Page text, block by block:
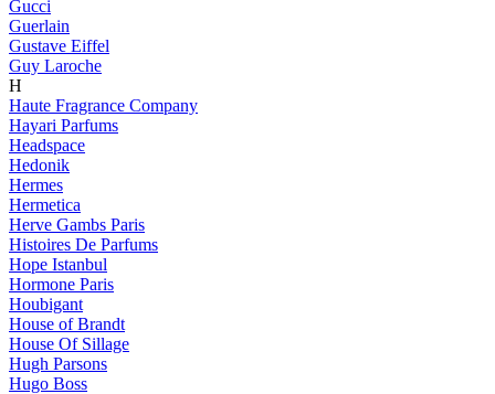
Gucci
Guerlain
Gustave Eiffel
Guy Laroche
H
Haute Fragrance Company
Hayari Parfums
Headspace
Hedonik
Hermes
Hermetica
Herve Gambs Paris
Histoires De Parfums
Hope Istanbul
Hormone Paris
Houbigant
House of Brandt
House Of Sillage
Hugh Parsons
Hugo Boss